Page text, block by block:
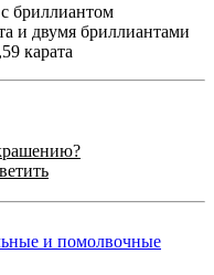
бриллиантом
и двумя бриллиантами
карата
и помолвочные